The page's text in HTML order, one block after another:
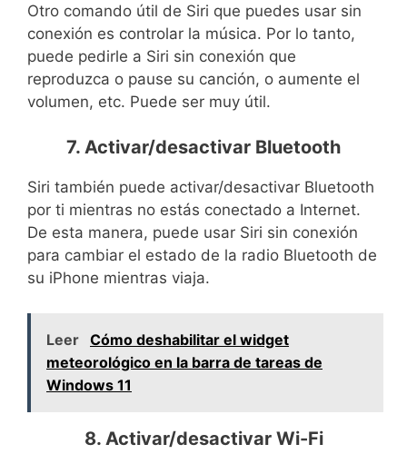
Otro comando útil de Siri que puedes usar sin
conexión es controlar la música. Por lo tanto,
puede pedirle a Siri sin conexión que
reproduzca o pause su canción, o aumente el
volumen, etc. Puede ser muy útil.
7. Activar/desactivar Bluetooth
Siri también puede activar/desactivar Bluetooth
por ti mientras no estás conectado a Internet.
De esta manera, puede usar Siri sin conexión
para cambiar el estado de la radio Bluetooth de
su iPhone mientras viaja.
Leer Cómo deshabilitar el widget
meteorológico en la barra de tareas de
Windows 11
8. Activar/desactivar Wi-Fi